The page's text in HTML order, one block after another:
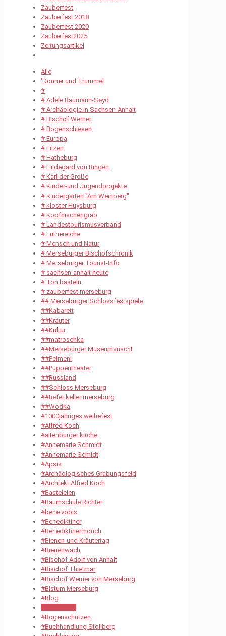
Zauberfest
Zauberfest 2018
Zauberfest 2020
Zauberfest2025
Zeitungsartikel
Alle
'Donner und Trummel
#
# Adele Baumann-Seyd
# Archäologie in Sachsen-Anhalt
# Bischof Werner
# Bogenschiesen
# Europa
# Filzen
# Hatheburg
# Hildegard von Bingen.
# Karl der Große
# Kinder-und Jugendprojekte
# Kindergarten "Am Weinberg"
# kloster Huysburg
# Kopfnischengrab
# Landestourismusverband
# Luthereiche
# Mensch und Natur
# Merseburger Bischofschronik
# Merseburger Tourist-Info
# sachsen-anhalt heute
# Ton basteln
# zauberfest merseburg
## Merseburger Schlossfestspiele
##Kabarett
##Kräuter
##Kultur
##matroschka
##Merseburger Museumsnacht
##Pelmeni
##Puppentheater
##Russland
##Schloss Merseburg
##tiefer keller merseburg
##Wodka
#1000jähriges weihefest
#Alfred Koch
#altenburger kirche
#Annemarie Schmidt
#Annemarie Scmidt
#Apsis
#Archäologisches Grabungsfeld
#Archtekt Alfred Koch
#Basteleien
#Baumschule Richter
#bene vobis
#Benediktiner
#Benediktinermönch
#Bienen-und Kräutertag
#Bienenwach
#Bischof Adolf von Anhalt
#Bischof Thietmar
#Bischof Werner von Merseburg
#Bistum Merseburg
#Blog
#Bogenschützen
#Buchhandlung Stollberg